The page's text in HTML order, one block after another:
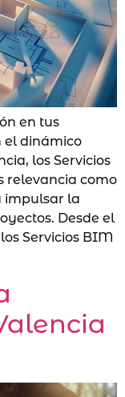
en tus
el dinámico
los Servicios
relevancia como
impulsar la
Desde el
Servicios BIM